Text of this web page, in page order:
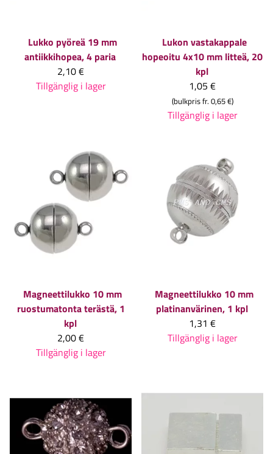
Lukko pyöreä 19 mm
antiikkihopea, 4 paria
2,10 €
Tillgänglig i lager
Lukon vastakappale
hopeoitu 4x10 mm litteä, 20
kpl
1,05 €
(bulkpris fr. 0,65 €)
Tillgänglig i lager
Magneettilukko 10 mm
ruostumatonta terästä, 1
kpl
2,00 €
Tillgänglig i lager
Magneettilukko 10 mm
platinanvärinen, 1 kpl
1,31 €
Tillgänglig i lager